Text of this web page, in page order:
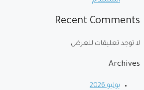
Recent Comments
لا توجد تعليقات للعرض.
Archives
يوليو 2026